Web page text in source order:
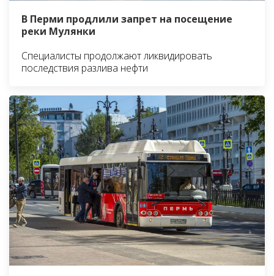
В Перми продлили запрет на посещение
реки Мулянки
Специалисты продолжают ликвидировать
последствия разлива нефти